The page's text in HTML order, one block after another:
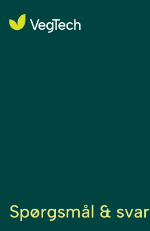
Spørgsmål & svar